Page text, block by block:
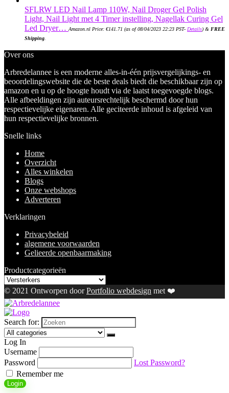
SFLRW LED Nail Lamp 110W, Nail Droger Gel Polish
Light, Nail Light met 4 Timer instelling, Nagellak Curing Gel
Led Dryer… Amazon.nl Price: €141.71 (as of 08/04/2023 22:23 PST- Details) & FREE
Shipping
Over ons
Arbredelannee is een moderne alles-in-één prijsvergelijkings- en
beoordelingswebsite die de beste deals biedt die beschikbaar zijn op
amazon en u op de hoogte houdt via de laatst toegevoegde blogs.
Alle afbeeldingen zijn auteursrechtelijk beschermd door hun
respectievelijke eigenaren. Alle geciteerde inhoud is afgeleid van
hun respectievelijke bronnen.
Snelle links
Home
Overzicht
Alles winkelen
Blogs
Onze webshops
Adverteren
Verklaringen
Privacybeleid
algemene voorwaarden
Gelieerde openbaarmaking
Productcategorieën
© 2021 Ontworpen doorPortfolio webdesign met ❤️
Search for:
Log In
Username
Password
Lost Password?
Remember me
Login